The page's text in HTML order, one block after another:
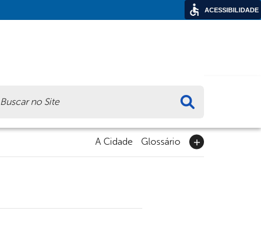
A Cidade Glossário
ACESSIBILIDADE